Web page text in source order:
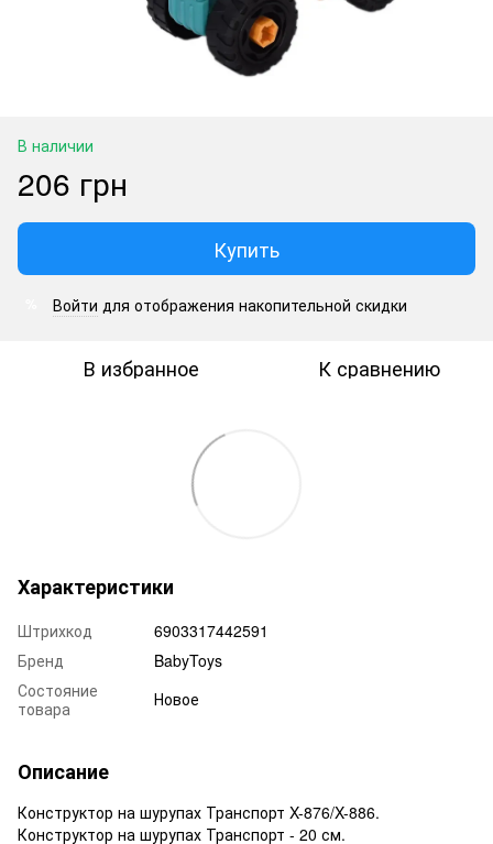
В наличии
206 грн
Купить
Войти для отображения накопительной скидки
В избранное К сравнению
Характеристики
Штрихкод
6903317442591
Бренд
BabyToys
Состояние
товара
Новое
Описание
Конструктор на шурупах Транспорт X-876/X-886.
Конструктор на шурупах Транспорт - 20 см.